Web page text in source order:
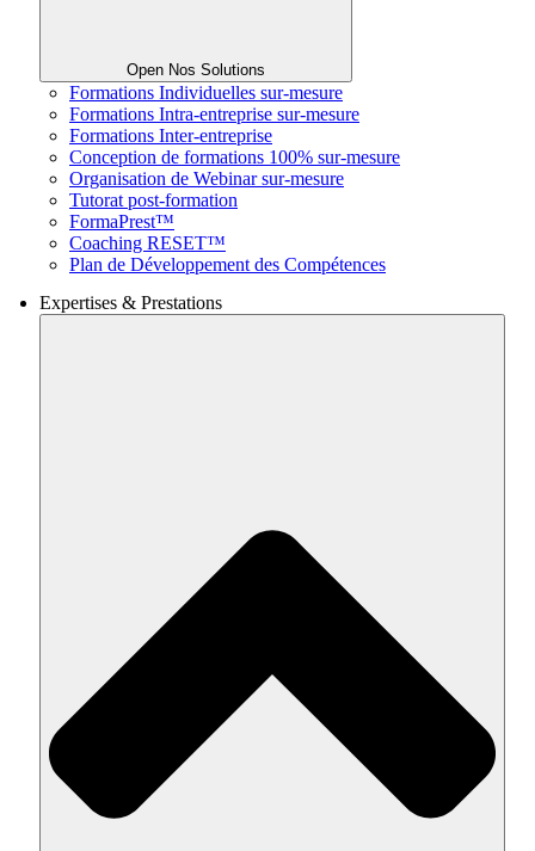
Open Nos Solutions
Formations Individuelles sur-mesure
Formations Intra-entreprise sur-mesure
Formations Inter-entreprise
Conception de formations 100% sur-mesure
Organisation de Webinar sur-mesure
Tutorat post-formation
FormaPrest™
Coaching RESET™
Plan de Développement des Compétences
Expertises & Prestations